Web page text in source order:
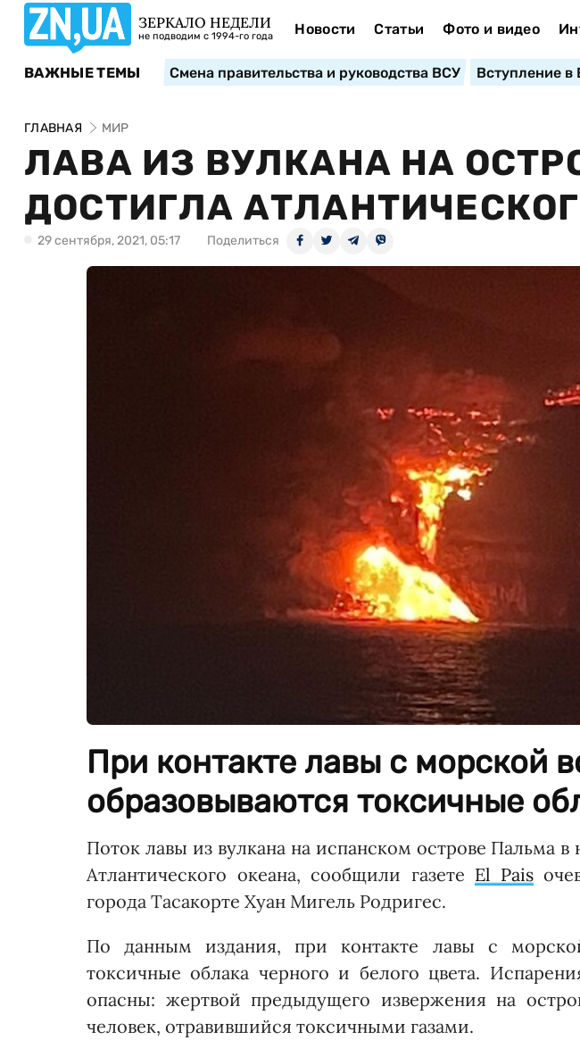
ЗЕРКАЛО НЕДЕЛИ
не подводим с 1994-го года Новости Статьи Фото и видео
ВАЖНЫЕ ТЕМЫ Смена правительства и руководства ВСУ Вступление в
ГЛАВНАЯ МИР
ЛАВА ИЗ ВУЛКАНА НА
ДОСТИГЛА
29 сентября, 2021, 05:17 Поделиться
При контакте лавы с морской
образовываются токсичные
Поток лавы из вулкана на испанском острове Пальма в
Атлантического океана, сообщили газете El Pais
города Тасакорте Хуан Мигель Родригес.
По данным издания, при контакте лавы с
токсичные облака черного и белого цвета.
опасны: жертвой предыдущего извержения на
человек, отравившийся токсичными газами.